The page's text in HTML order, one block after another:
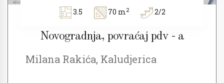
3.5 70 m2 2/2
Novogradnja, povraćaj pdv - a
Milana Rakića, Kaludjerica